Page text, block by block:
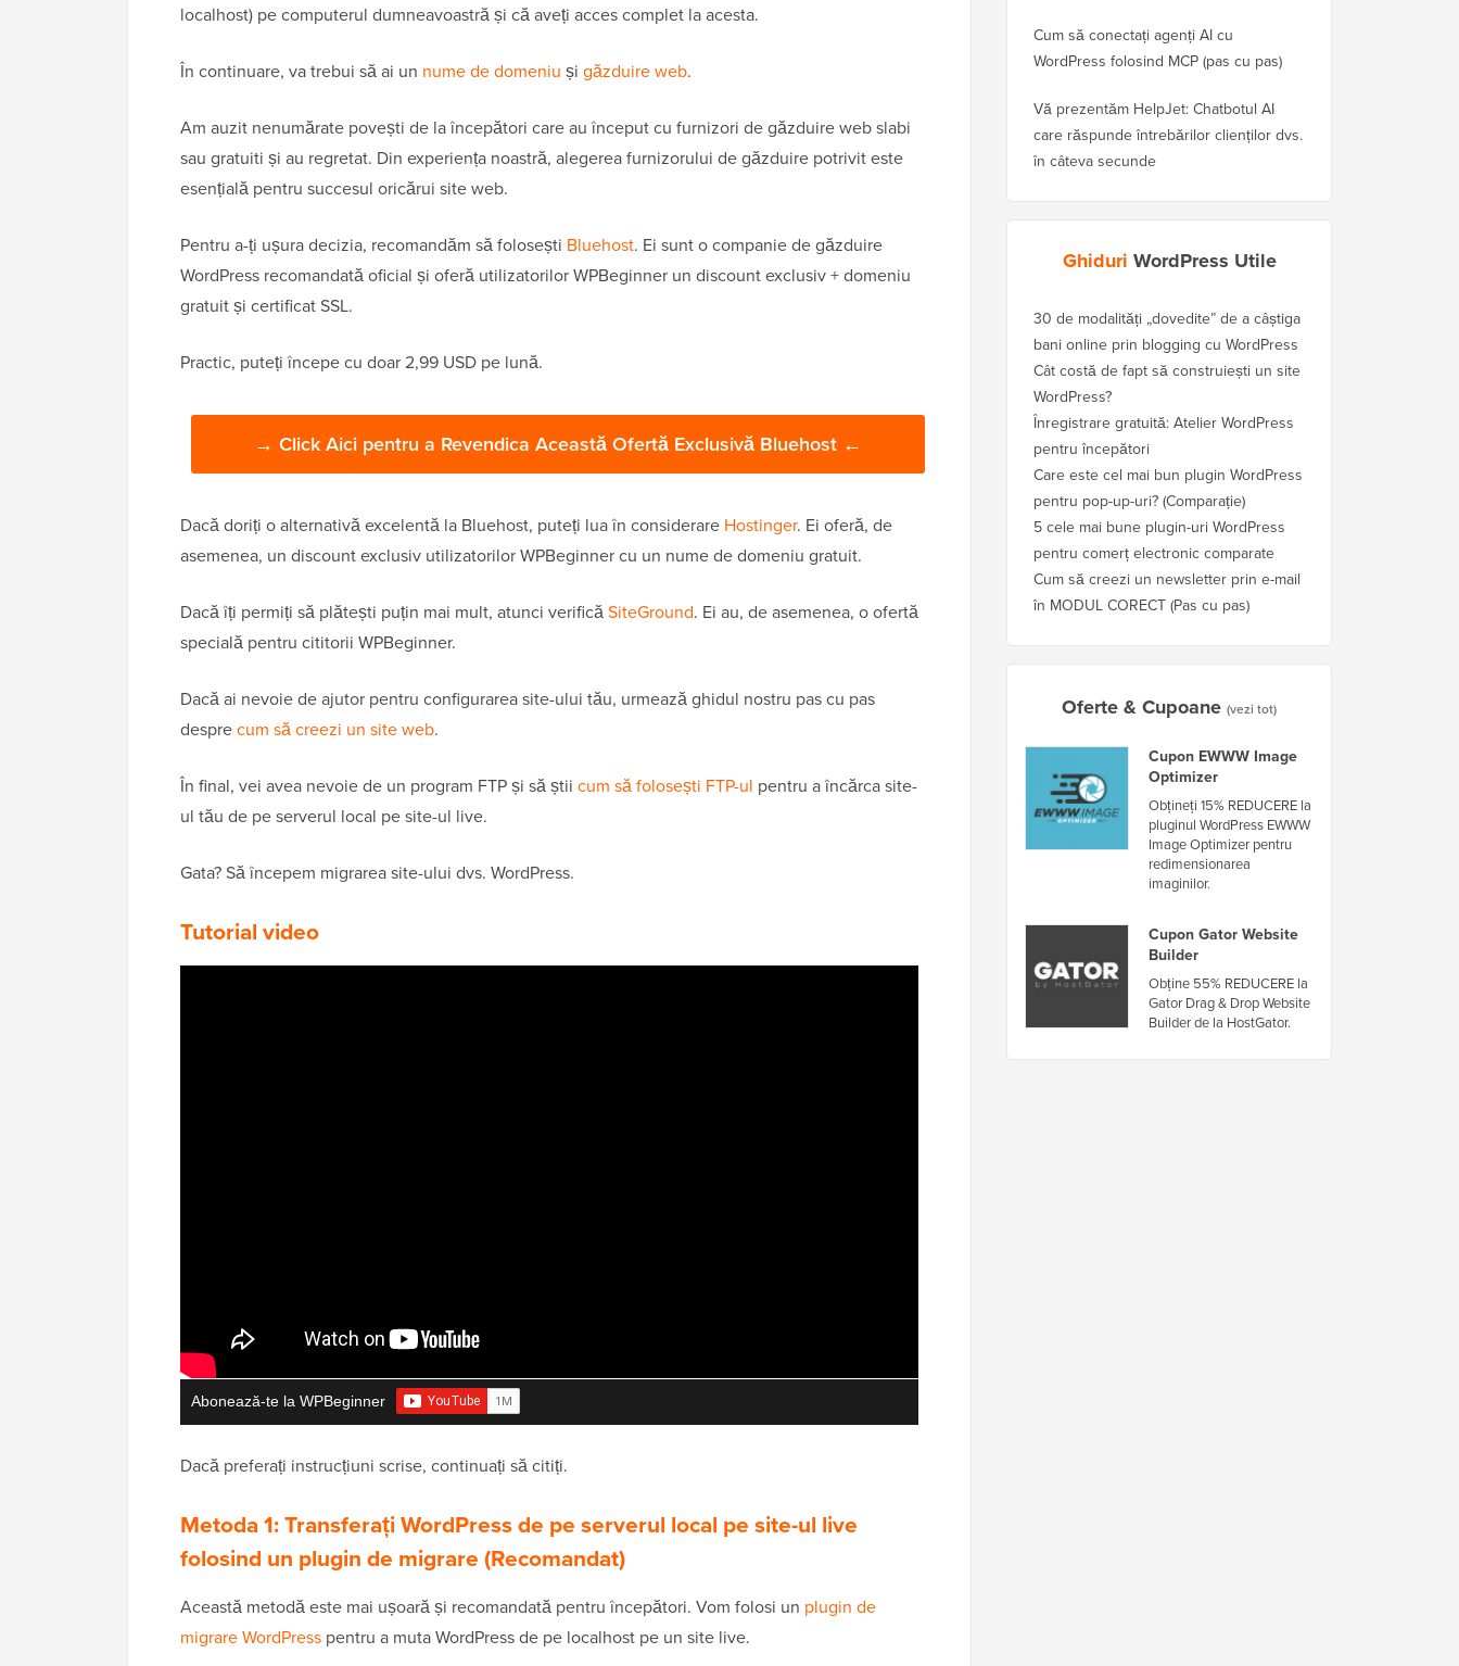
localhost) pe computerul dumneavoastră și că aveți acces complet la acesta.
În continuare, va trebui să ai un nume de domeniu și găzduire web.
Am auzit nenumărate povești de la începători care au început cu furnizori de găzduire web slabi
sau gratuiti și au regretat. Din experiența noastră, alegerea furnizorului de găzduire potrivit este
esențială pentru succesul oricărui site web.
Pentru a-ți ușura decizia, recomandăm să folosești Bluehost. Ei sunt o companie de găzduire
WordPress recomandată oficial și oferă utilizatorilor WPBeginner un discount exclusiv + domeniu
gratuit și certificat SSL.
Practic, puteți începe cu doar 2,99 USD pe lună.
→ Click Aici pentru a Revendica Această Ofertă Exclusivă Bluehost ←
Dacă doriți o alternativă excelentă la Bluehost, puteți lua în considerare Hostinger. Ei oferă, de
asemenea, un discount exclusiv utilizatorilor WPBeginner cu un nume de domeniu gratuit.
Dacă îți permiți să plătești puțin mai mult, atunci verificăSiteGround. Ei au, de asemenea, o ofertă
specială pentru cititorii WPBeginner.
Dacă ai nevoie de ajutor pentru configurarea site-ului tău, urmează ghidul nostru pas cu pas
desprecum să creezi un site web.
În final, vei avea nevoie de un program FTP și să știi cum să folosești FTP-ul pentru a încărca site-
ul tău de pe serverul local pe site-ul live.
Gata? Să începem migrarea site-ului dvs. WordPress.
Tutorial video
Abonează-te la WPBeginner
Dacă preferați instrucțiuni scrise, continuați să citiți.
Metoda 1: Transferați WordPress de pe serverul local pe site-ul live
folosind un plugin de migrare (Recomandat)
Această metodă este mai ușoară și recomandată pentru începători. Vom folosi un plugin de
migrare WordPress pentru a muta WordPress de pe localhost pe un site live.
Cum să conectați agenți AI cu
WordPress folosind MCP (pas cu pas)
Vă prezentăm HelpJet: Chatbotul AI
care răspunde întrebărilor clienților dvs.
în câteva secunde
Ghiduri WordPress Utile
30 de modalități „dovedite” de a câștiga
bani online prin blogging cu WordPress
Cât costă de fapt să construiești un site
WordPress?
Înregistrare gratuită: Atelier WordPress
pentru începători
Care este cel mai bun plugin WordPress
pentru pop-up-uri? (Comparație)
5 cele mai bune plugin-uri WordPress
pentru comerț electronic comparate
Cum să creezi un newsletter prin e-mail
în MODUL CORECT (Pas cu pas)
Oferte & Cupoane (vezi tot)
Cupon EWWW Image
Optimizer
Obțineți 15% REDUCERE la
pluginul WordPress EWWW
Image Optimizer pentru
redimensionarea
imaginilor.
Cupon Gator Website
Builder
Obține 55% REDUCERE la
Gator Drag & Drop Website
Builder de la HostGator.